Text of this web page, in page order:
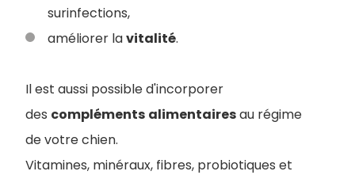
surinfections,
améliorer lavitalité.
Il est aussi possible d'incorporer
des compléments alimentairesau régime
de votre chien.
Vitamines, minéraux, fibres, probiotiques et